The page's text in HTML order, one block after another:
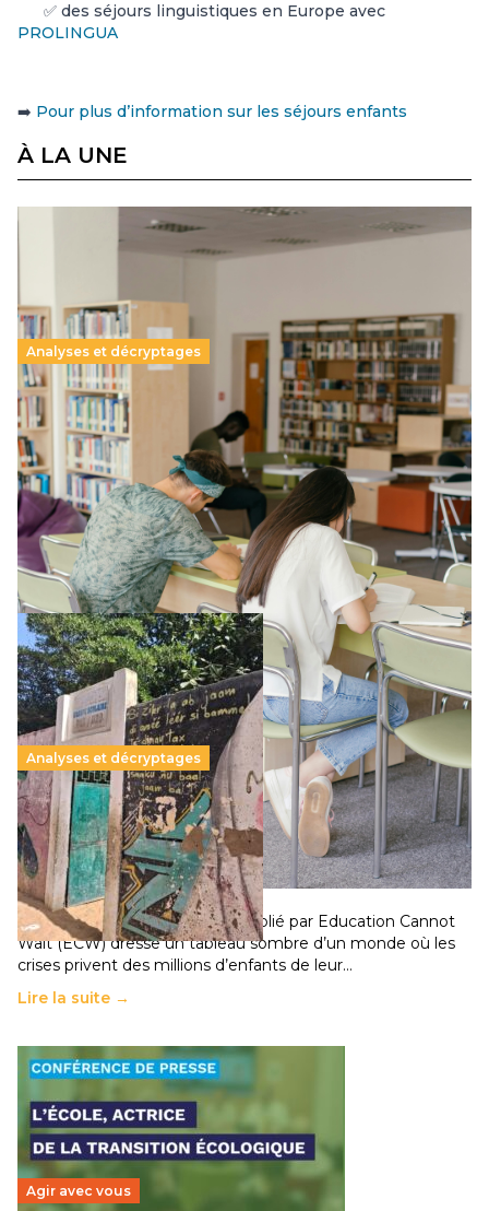
✅ des séjours linguistiques en Europe avec
PROLINGUA
➡️ Pour plus d’information sur les séjours enfants
À LA UNE
Analyses et décryptages
Supérieur privé : une dérive qui met à mal la
promesse républicaine
11 juillet 2026-
Le projet de loi sur la régulation de l’enseignement
supérieur privé met en lumière l’amplification d’un système
qui relègue l’acte pédagogique au superfétatoire, voire à…
Lire la suite →
Analyses et décryptages
258 millions d’enfants victimes de la guerre, des
chocs climatiques et des déplacements de
population
11 juillet 2026- National
Un nouveau rapport mondial publié par Education Cannot
Wait (ECW) dresse un tableau sombre d’un monde où les
crises privent des millions d’enfants de leur…
Lire la suite →
Agir avec vous